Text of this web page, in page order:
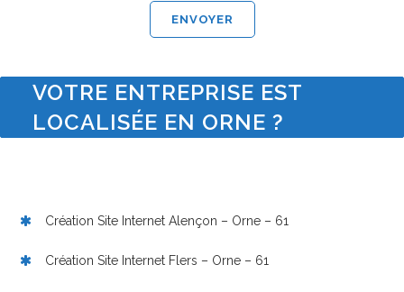
VOTRE ENTREPRISE EST
LOCALISÉE EN ORNE ?
Création Site Internet Alençon – Orne – 61
Création Site Internet Flers – Orne – 61